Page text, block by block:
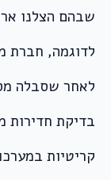
שבהם הצלנו
לדוגמה, חברת
לאחר שסבלה
בדיקת חדירות
קריטיות